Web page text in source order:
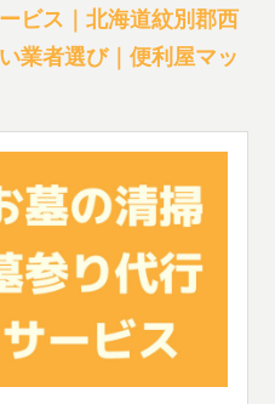
ビス｜北海道紋別郡西
業者選び｜便利屋マッ